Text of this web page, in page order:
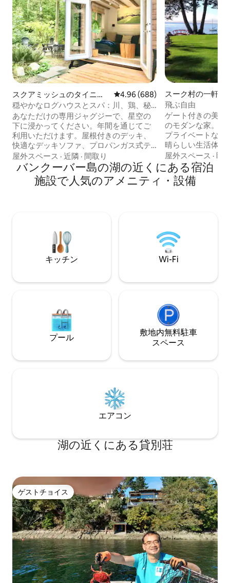
スクアミッシュのタイニー
ハウス
レビュー688件、5つ星中4.96つ
4.96 (688)
穏やかなログハウスとスパ：川、鶏、秘
密のサウナ
あなただけの専用ジャグジーで、星空の
下に浸かってください。年間を通じてご
利用いただけます。屋根付きのデッキ、
快適なデッキソファ、プロパンガス式テ
ーブルファイヤー、ガラス繊維のストリ
ングライトが備わっています。誰にも会
わない、素晴らしい川沿いの小道を散策
しましょう。 特に雪の結晶が舞い降りる
ク、鋭利なHencklesの包丁、ガスコン
ロ、ブレンダー、地元の陶器製マグカッ
プが備わっています！極上の快適なベッ
ド、スレッドカウント600以上のコット
ンエクスペリエンス」をご用意しており
屋外スペース · 近隣 · 間取り
スーク村の一軒家
飛ぶ自由
ゲート付きの美し
のモダンな家。と
プライベートな休暇です。
晴らしい生活体験
まで車で5分、ビ
はパドルボード/
で数歩の距離にあ
線に沿って歩くこと
あります。または
こともできます。 注：Airbnbの隣の区画
に家が建てられて
礎が完成しました
屋外スペース · 眺
バンクーバー島の湖の近くにある宿泊
施設で人気のアメニティ・設備
キッチン Wi-Fi
プール
敷地内無料駐⁠車
ス⁠ペ⁠ー⁠ス
エアコン
湖の近くにある貸別荘
ゲストチョイス
ゲストチョイス